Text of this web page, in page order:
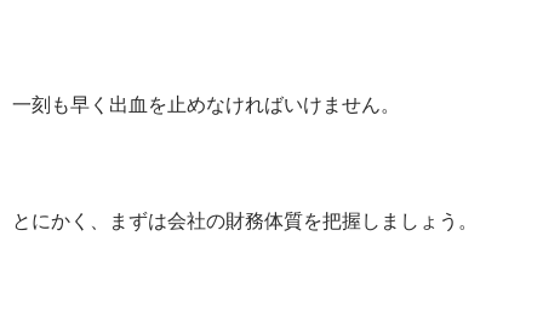
一刻も早く出血を止めなければいけません。
とにかく、まずは会社の財務体質を把握しましょう。